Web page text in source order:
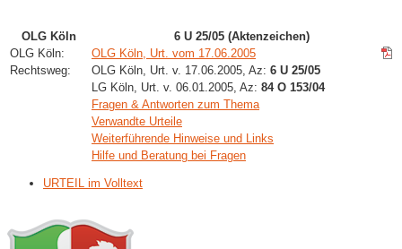
OLG Köln
6 U 25/05 (Aktenzeichen)
OLG Köln:
OLG Köln, Urt. vom 17.06.2005
Rechtsweg:
OLG Köln, Urt. v. 17.06.2005, Az: 6 U 25/05
LG Köln, Urt. v. 06.01.2005, Az: 84 O 153/04
Fragen & Antworten zum Thema
Verwandte Urteile
Weiterführende Hinweise und Links
Hilfe und Beratung bei Fragen
URTEIL im Volltext